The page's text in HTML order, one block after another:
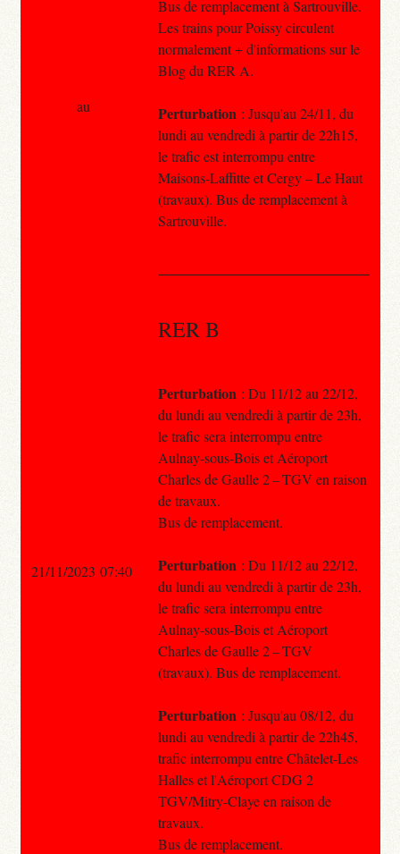
Bus de remplacement à Sartrouville.
Les trains pour Poissy circulent
normalement + d'informations sur le
Blog du RER A.
Perturbation : Jusqu'au 24/11, du
lundi au vendredi à partir de 22h15,
le trafic est interrompu entre
Maisons-Laffitte et Cergy – Le Haut
(travaux). Bus de remplacement à
Sartrouville.
RER B
Perturbation : Du 11/12 au 22/12,
du lundi au vendredi à partir de 23h,
le trafic sera interrompu entre
Aulnay-sous-Bois et Aéroport
Charles de Gaulle 2 – TGV en raison
de travaux.
Bus de remplacement.
Perturbation : Du 11/12 au 22/12,
du lundi au vendredi à partir de 23h,
le trafic sera interrompu entre
Aulnay-sous-Bois et Aéroport
Charles de Gaulle 2 – TGV
(travaux). Bus de remplacement.
Perturbation : Jusqu'au 08/12, du
lundi au vendredi à partir de 22h45,
trafic interrompu entre Châtelet-Les
Halles et l'Aéroport CDG 2
TGV/Mitry-Claye en raison de
travaux.
Bus de remplacement.
au
21/11/2023 07:40